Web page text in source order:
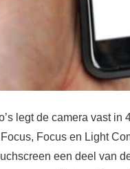
legt de camera vast
Focus en Light
een deel van